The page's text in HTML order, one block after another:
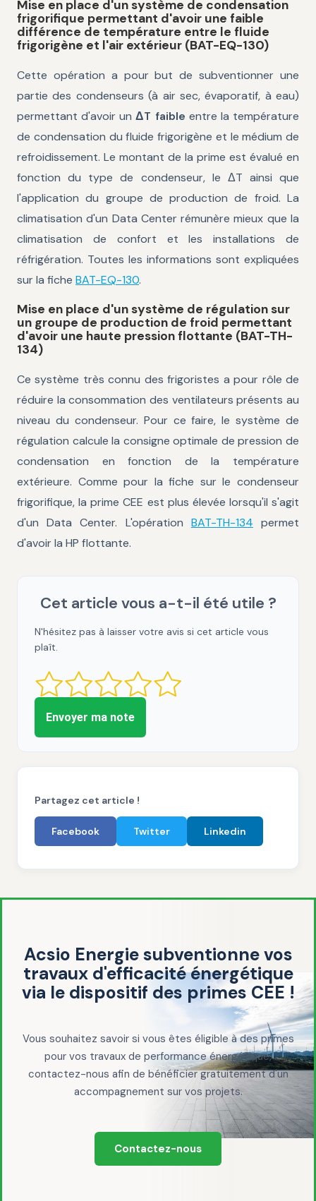
Mise en place d'un système de condensation
frigorifique permettant d'avoir une faible
différence de température entre le fluide
frigorigène et l'air extérieur (BAT-EQ-130)
Cette opération a pour but de subventionner une
partie des condenseurs (à air sec, évaporatif, à eau)
permettant d'avoir unΔT faible entre la température
de condensation du fluide frigorigène et le médium de
refroidissement. Le montant de la prime est évalué en
fonction du type de condenseur, le ΔT ainsi que
l'application du groupe de production de froid. La
climatisation d'un Data Center rémunère mieux que la
climatisation de confort et les installations de
réfrigération. Toutes les informations sont expliquées
sur la fiche BAT-EQ-130.
Mise en place d'un système de régulation sur
un groupe de production de froid permettant
d'avoir une haute pression flottante (BAT-TH-
134)
Ce système très connu des frigoristes a pour rôle de
réduire la consommation des ventilateurs présents au
niveau du condenseur. Pour ce faire, le système de
régulation calcule la consigne optimale de pression de
condensation en fonction de la température
extérieure. Comme pour la fiche sur le condenseur
frigorifique, la prime CEE est plus élevée lorsqu'il s'agit
d'un Data Center. L'opération BAT-TH-134 permet
d'avoir la HP flottante.
Cet article vous a-t-il été utile ?
N'hésitez pas à laisser votre avis si cet article vous
plaît.
Envoyer ma note
Partagez cet article !
Facebook Twitter Linkedin
Acsio Energie subventionne vos
travaux d'efficacité énergétique
via le dispositif des primes CEE !
Vous souhaitez savoir si vous êtes éligible à des primes
pour vos travaux de performance énergétique,
contactez-nous afin de bénéficier gratuitement d'un
accompagnement sur vos projets.
Contactez-nous